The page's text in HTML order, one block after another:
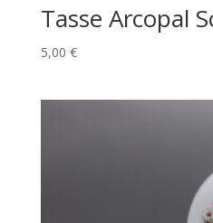
Tasse Arcopal
5,00 €